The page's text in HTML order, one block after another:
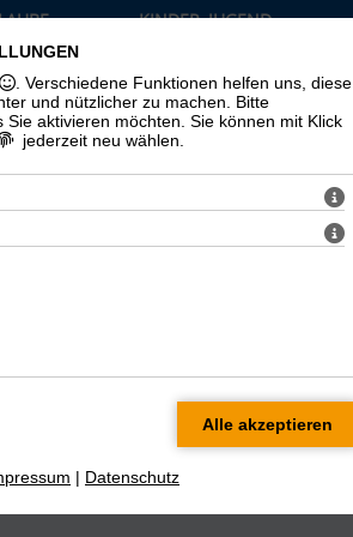
LEBEN
KINDER, JUGEND
. Verschiedene Funktionen helfen uns, diese
und nützlicher zu machen.
Bitte
Sie aktivieren möchten. Sie können mit Klick
jederzeit neu wählen.
| Datenschutz